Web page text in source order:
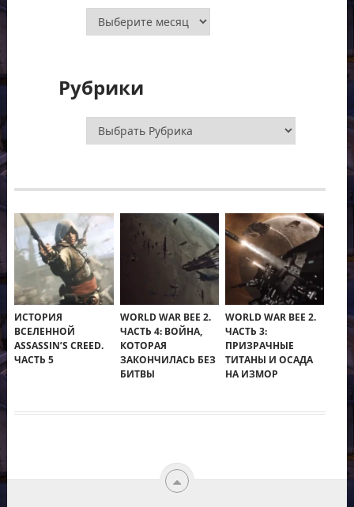
Архивы
Рубрики
Рубрики
ИСТОРИЯ
ВСЕЛЕННОЙ
ASSASSIN’S CREED.
ЧАСТЬ 5
WORLD WAR BEE 2.
ЧАСТЬ 4: ВОЙНА,
КОТОРАЯ
ЗАКОНЧИЛАСЬ БЕЗ
БИТВЫ
WORLD WAR BEE 2.
ЧАСТЬ 3:
ПРИЗРАЧНЫЕ
ТИТАНЫ И ОСАДА
НА ИЗМОР